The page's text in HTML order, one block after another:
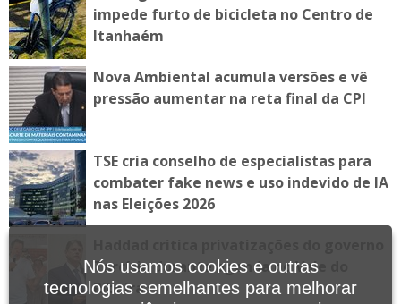
impede furto de bicicleta no Centro de
Itanhaém
Nova Ambiental acumula versões e vê
pressão aumentar na reta final da CPI
TSE cria conselho de especialistas para
combater fake news e uso indevido de IA
nas Eleições 2026
Tarcísio durante agenda no Vale do
Ribeira
Nós usamos cookies e outras
tecnologias semelhantes para melhorar